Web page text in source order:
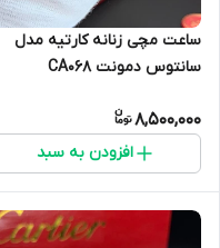
ساعت مچی زنانه کارتیه مدل
سانتوس دمونت CA۰۶۸
8,500,000
افزودن به سبد